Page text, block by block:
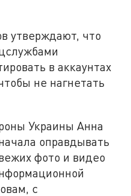
утверждают, что
в аккаунтах
не нагнетать
Украины Анна
оправдывать
фото и видео
с